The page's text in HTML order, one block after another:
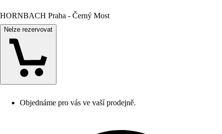
HORNBACH Praha - Černý Most
Nelze rezervovat
Objednáme pro vás ve vaší prodejně.